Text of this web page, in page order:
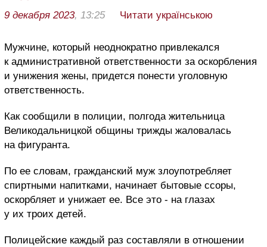
9 декабря 2023, 13:25 Читати українською
Мужчине, который неоднократно привлекался
к административной ответственности за оскорбления
и унижения жены, придется понести уголовную
ответственность.
Как сообщили в полиции, полгода жительница
Великодальницкой общины трижды жаловалась
на фигуранта.
По ее словам, гражданский муж злоупотребляет
спиртными напитками, начинает бытовые ссоры,
оскорбляет и унижает ее. Все это - на глазах
у их троих детей.
Полицейские каждый раз составляли в отношении